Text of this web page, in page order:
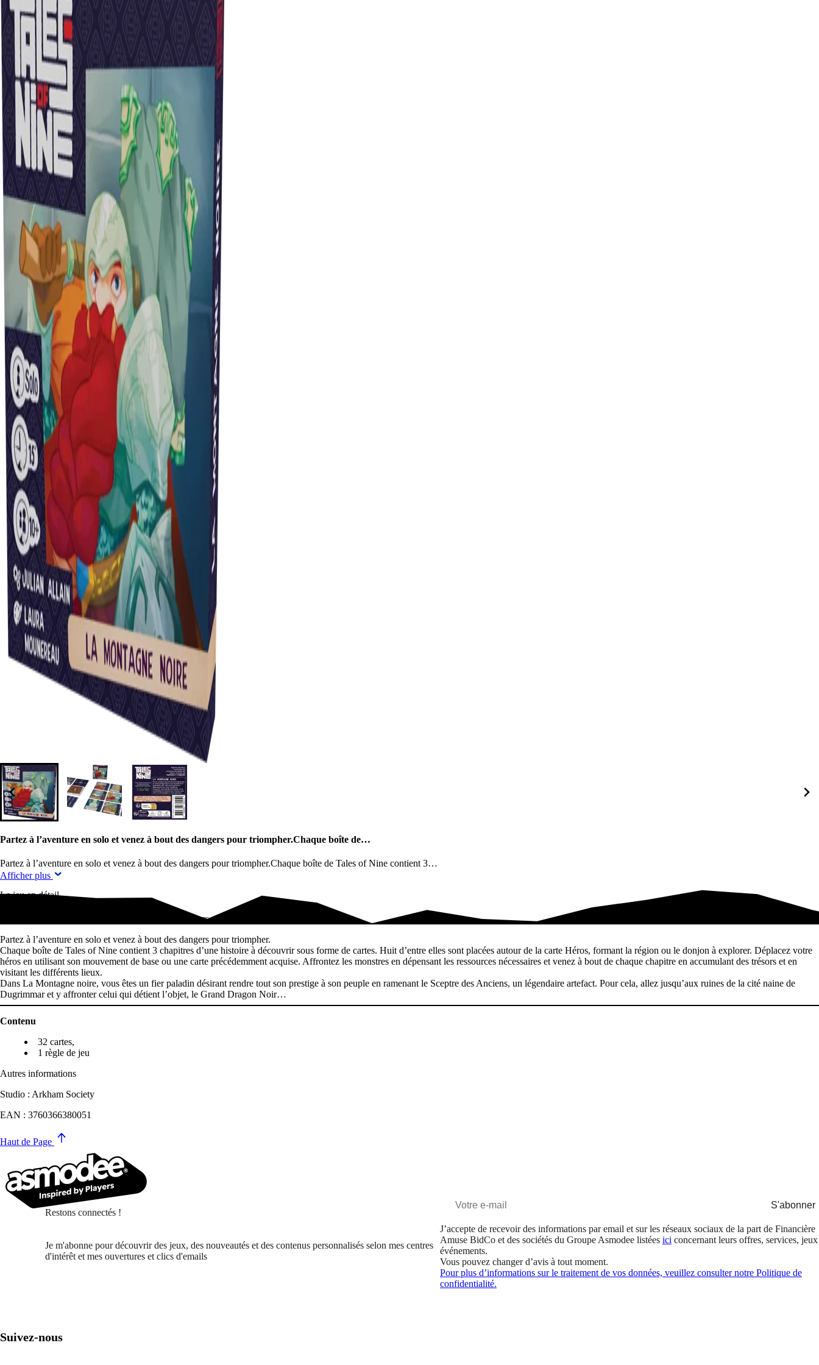
Partez à l’aventure en solo et venez à bout des dangers pour triompher.Chaque boîte de…
Partez à l’aventure en solo et venez à bout des dangers pour triompher.Chaque boîte de Tales of Nine contient 3…
Afficher plus
Le jeu en détail
Partez à l’aventure en solo et venez à bout des dangers pour triompher.Chaque boîte de…
Partez à l’aventure en solo et venez à bout des dangers pour triompher.
Chaque boîte de Tales of Nine contient 3 chapitres d’une histoire à découvrir sous forme de cartes. Huit d’entre elles sont placées autour de la carte Héros, formant la région ou le donjon à explorer. Déplacez votre
héros en utilisant son mouvement de base ou une carte précédemment acquise. Affrontez les monstres en dépensant les ressources nécessaires et venez à bout de chaque chapitre en accumulant des trésors et en
visitant les différents lieux.
Dans La Montagne noire, vous êtes un fier paladin désirant rendre tout son prestige à son peuple en ramenant le Sceptre des Anciens, un légendaire artefact. Pour cela, allez jusqu’aux ruines de la cité naine de
Dugrimmar et y affronter celui qui détient l’objet, le Grand Dragon Noir…
Contenu
32 cartes,
1 règle de jeu
Autres informations
Studio : Arkham Society
EAN : 3760366380051
Haut de Page
Restons connectés !
Je m'abonne pour découvrir des jeux, des nouveautés et des contenus personnalisés selon mes centres
d'intérêt et mes ouvertures et clics d'emails
S'abonner
J’accepte de recevoir des informations par email et sur les réseaux sociaux de la part de Financière
Amuse BidCo et des sociétés du Groupe Asmodee listées ici concernant leurs offres, services,
événements.
Vous pouvez changer d’avis à tout moment.
Pour plus d’informations sur le traitement de vos données, veuillez consulter notre Politique de
confidentialité.
Suivez-nous